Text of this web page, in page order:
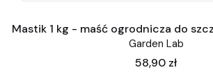
Mastik 1 kg - maść ogrodnicza do
Garden Lab
Cena
58,90 zł